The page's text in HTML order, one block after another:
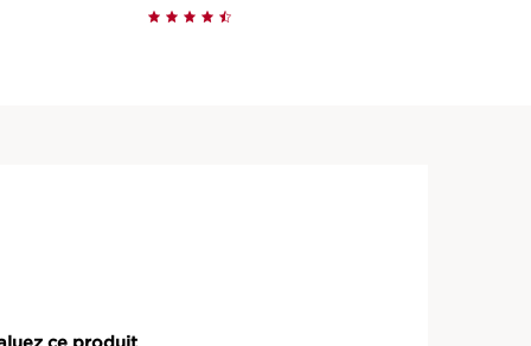
Aperçu rapide